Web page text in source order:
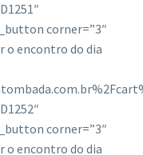
corner=”3″
o encontro do dia
corner=”3″
o encontro do dia